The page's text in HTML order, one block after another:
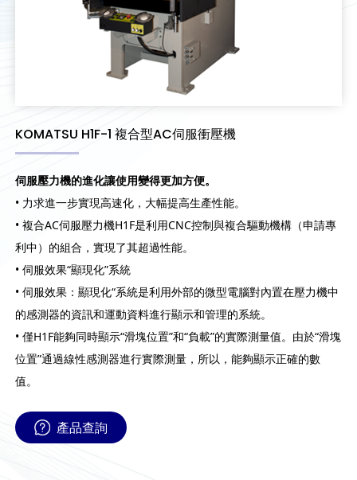
KOMATSU H1F-1 複合型AC伺服衝壓機
伺服壓力機的進化讓使用變得更加方便。
• 力求進一步實現高速化，大幅提高生產性能。
• 複合AC伺服壓力機H1F是利用CNC控制與複合驅動機構（申請專
利中）的組合，實現了其超過性能。
• 伺服效果“顯現化”系統
• 伺服效果：顯現化“系統是利用外部的微型電腦對內置在壓力機中
的感測器的資訊和運動資料進行顯示和管理的系統。
• 僅H1F能夠同時顯示“滑塊位置”和“負載”的實際測量值。由於“滑塊
位置”通過線性感測器進行實際測量，所以，能夠顯示正確的數
值。
產品查詢